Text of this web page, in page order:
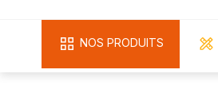
NOS PRODUITS